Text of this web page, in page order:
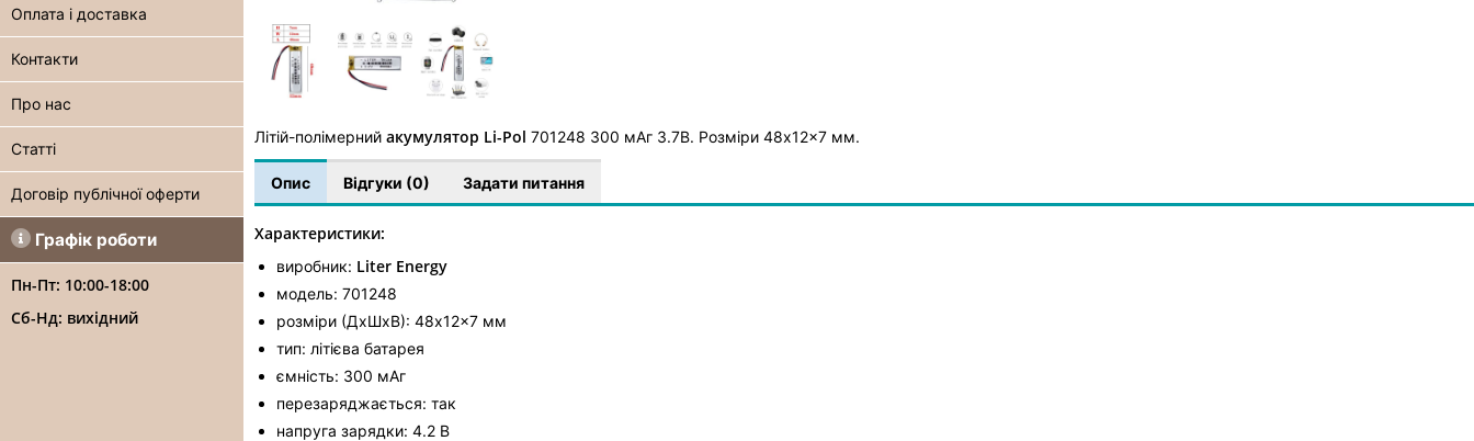
Оплата і доставка
Контакти
Про нас
Статті
Договір публічної оферти
Графік роботи
Пн-Пт: 10:00-18:00
Сб-Нд: вихідний
Літій-полімернийакумулятор Li-Pol701248 300 мАг 3.7В. Розміри 48x12x7 мм.
Опис Відгуки (0) Задати питання
Характеристики:
виробник: Liter Energy
модель: 701248
розміри (ДхШхВ): 48x12x7 мм
тип: літієва батарея
ємність: 300 мАг
перезаряджається: так
напруга зарядки: 4.2 В